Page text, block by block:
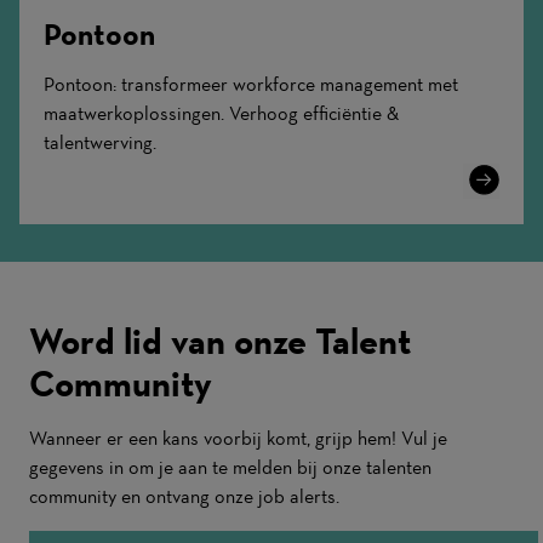
Pontoon
Pontoon: transformeer workforce management met
maatwerkoplossingen. Verhoog efficiëntie &
talentwerving.
Learn
Word lid van onze Talent
Community
Wanneer er een kans voorbij komt, grijp hem! Vul je
gegevens in om je aan te melden bij onze talenten
community en ontvang onze job alerts.